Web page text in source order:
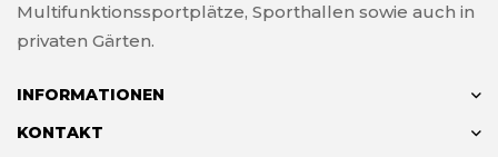
Multifunktionssportplätze, Sporthallen sowie auch in
privaten Gärten.
INFORMATIONEN
KONTAKT